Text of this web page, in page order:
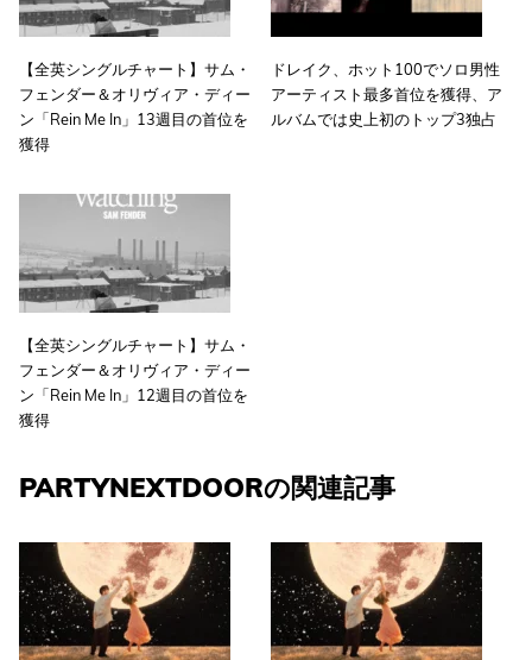
【全英シングルチャート】サム・
フェンダー＆オリヴィア・ディー
ン「Rein Me In」13週目の首位を
獲得
ドレイク、ホット100でソロ男性
アーティスト最多首位を獲得、ア
ルバムでは史上初のトップ3独占
【全英シングルチャート】サム・
フェンダー＆オリヴィア・ディー
ン「Rein Me In」12週目の首位を
獲得
PARTYNEXTDOORの関連記事